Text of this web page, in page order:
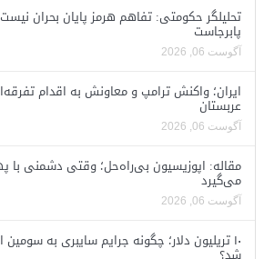
تحلیلگر حکومتی: تفاهم هرمز پایان بحران
پابرجاست
آگوست 06, 2026
ایران؛ واکنش ترامپ و معاونش به اقدام
عربستان
آگوست 06, 2026
مقاله: اپوزیسیون بی‌راه‌حل؛ وقتی دشمنی با
می‌گیرد
آگوست 06, 2026
۱۰ تریلیون دلار؛ چگونه جرایم سایبری به